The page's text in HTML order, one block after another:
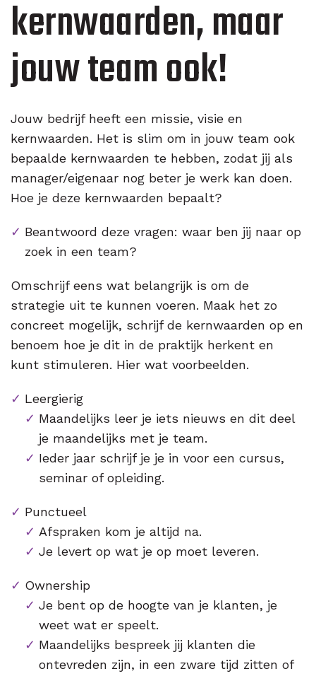
kernwaarden, maar
jouw team ook!
Jouw bedrijf heeft een missie, visie en
kernwaarden. Het is slim om in jouw team ook
bepaalde kernwaarden te hebben, zodat jij als
manager/eigenaar nog beter je werk kan doen.
Hoe je deze kernwaarden bepaalt?
Beantwoord deze vragen: waar ben jij naar op
zoek in een team?
Omschrijf eens wat belangrijk is om de
strategie uit te kunnen voeren. Maak het zo
concreet mogelijk, schrijf de kernwaarden op en
benoem hoe je dit in de praktijk herkent en
kunt stimuleren. Hier wat voorbeelden.
Leergierig
Maandelijks leer je iets nieuws en dit deel
je maandelijks met je team.
Ieder jaar schrijf je je in voor een cursus,
seminar of opleiding.
Punctueel
Afspraken kom je altijd na.
Je levert op wat je op moet leveren.
Ownership
Je bent op de hoogte van je klanten, je
weet wat er speelt.
Maandelijks bespreek jij klanten die
ontevreden zijn, in een zware tijd zitten of